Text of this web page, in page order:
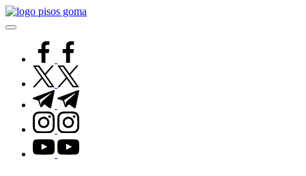
Saltar
al
facebook.com
twitter.com
t.me
instagram.com
youtube.com